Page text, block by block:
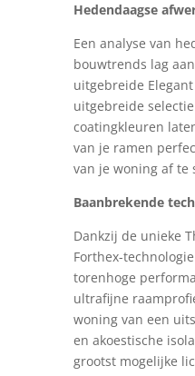
Hedendaagse
Een analyse van
bouwtrends lag
uitgebreide
uitgebreide
coatingkleuren
van je ramen
van je woning af te
Baanbrekende
Dankzij de unieke
Forthex-
torenhoge
ultrafijne
woning van een
en akoestische
grootst mogelijke